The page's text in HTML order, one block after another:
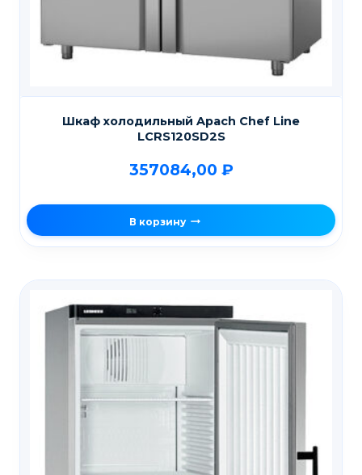
Шкаф холодильный Apach Chef Line
LCRS120SD2S
357084,00 ₽
В корзину